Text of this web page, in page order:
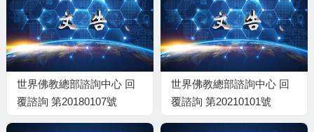
世界佛教總部諮詢中心 回
覆諮詢 第20180107號
世界佛教總部諮詢中心 回
覆諮詢 第20210101號